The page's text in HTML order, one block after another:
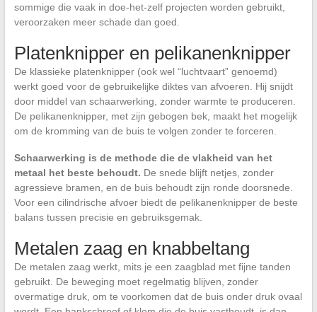
sommige die vaak in doe-het-zelf projecten worden gebruikt,
veroorzaken meer schade dan goed.
Platenknipper en pelikanenknipper
De klassieke platenknipper (ook wel “luchtvaart” genoemd)
werkt goed voor de gebruikelijke diktes van afvoeren. Hij snijdt
door middel van schaarwerking, zonder warmte te produceren.
De pelikanenknipper, met zijn gebogen bek, maakt het mogelijk
om de kromming van de buis te volgen zonder te forceren.
Schaarwerking is de methode die de vlakheid van het
metaal het beste behoudt. De snede blijft netjes, zonder
agressieve bramen, en de buis behoudt zijn ronde doorsnede.
Voor een cilindrische afvoer biedt de pelikanenknipper de beste
balans tussen precisie en gebruiksgemak.
Metalen zaag en knabbeltang
De metalen zaag werkt, mits je een zaagblad met fijne tanden
gebruikt. De beweging moet regelmatig blijven, zonder
overmatige druk, om te voorkomen dat de buis onder druk ovaal